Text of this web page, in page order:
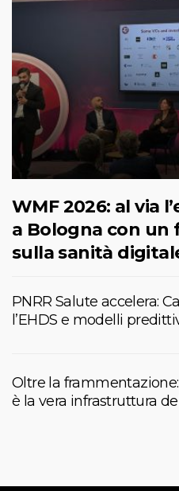
WMF 2026: al via
a Bologna con un
sulla sanità
PNRR Salute accelera:
l’EHDS e modelli
Oltre la
è la vera infrastruttura